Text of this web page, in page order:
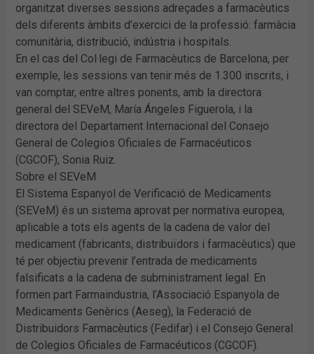
organitzat diverses sessions adreçades a farmacèutics
dels diferents àmbits d’exercici de la professió: farmàcia
comunitària, distribució, indústria i hospitals.
En el cas del Col·legi de Farmacèutics de Barcelona, per
exemple, les sessions van tenir més de 1.300 inscrits, i
van comptar, entre altres ponents, amb la directora
general del SEVeM, María Ángeles Figuerola, i la
directora del Departament Internacional del Consejo
General de Colegios Oficiales de Farmacéuticos
(CGCOF), Sonia Ruiz.
Sobre el SEVeM
El Sistema Espanyol de Verificació de Medicaments
(SEVeM) és un sistema aprovat per normativa europea,
aplicable a tots els agents de la cadena de valor del
medicament (fabricants, distribuïdors i farmacèutics) que
té per objectiu prevenir l’entrada de medicaments
falsificats a la cadena de subministrament legal. En
formen part Farmaindustria, l’Associació Espanyola de
Medicaments Genèrics (Aeseg), la Federació de
Distribuidors Farmacèutics (Fedifar) i el Consejo General
de Colegios Oficiales de Farmacéuticos (CGCOF).